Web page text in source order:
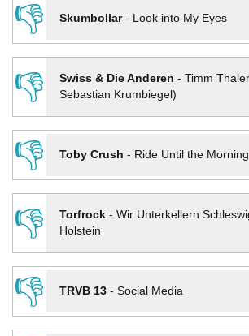
👎
Skumbollar- Look into My Eyes
👎
Swiss & Die Anderen - Timm
Sebastian Krumbiegel)
👎
Toby Crush - Ride Until the Morning
👎
Torfrock- Wir Unterkellern
Holstein
👎
TRVB 13- Social Media